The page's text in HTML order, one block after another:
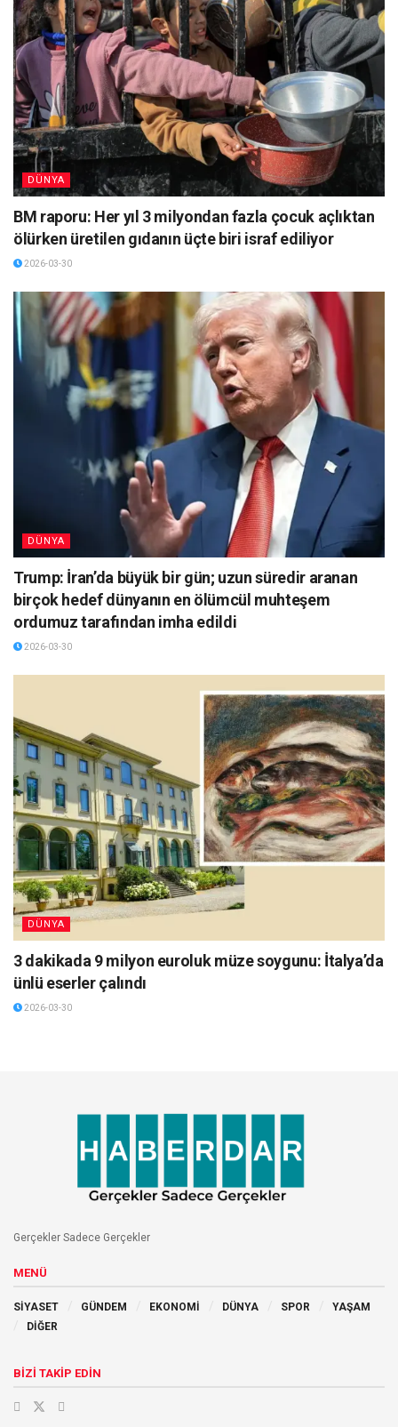
DÜNYA
BM raporu: Her yıl 3 milyondan fazla çocuk açlıktan
ölürken üretilen gıdanın üçte biri israf ediliyor
2026-03-30
DÜNYA
Trump: İran’da büyük bir gün; uzun süredir aranan
birçok hedef dünyanın en ölümcül muhteşem
ordumuz tarafından imha edildi
2026-03-30
DÜNYA
3 dakikada 9 milyon euroluk müze soygunu: İtalya’da
ünlü eserler çalındı
2026-03-30
Gerçekler Sadece Gerçekler
MENÜ
SİYASET GÜNDEM EKONOMİ DÜNYA SPOR
YAŞAM
DİĞER
BİZİ TAKİP EDİN